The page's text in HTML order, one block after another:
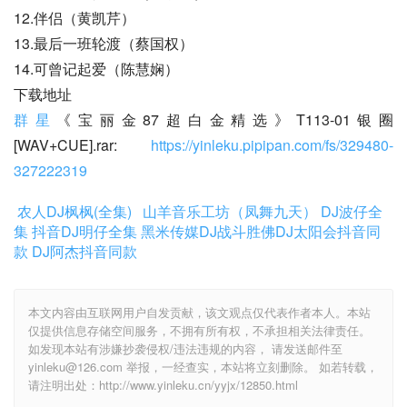
12.伴侣（黄凯芹）
13.最后一班轮渡（蔡国权）
14.可曾记起爱（陈慧娴）
下载地址
群星
《宝丽金87超白金精选》T113-01银圈
[WAV+CUE].rar: https://yinleku.pipipan.com/fs/329480-
327222319
农人DJ枫枫(全集)
山羊音乐工坊（凤舞九天）
DJ波仔全
集抖音DJ明仔全集黑米传媒DJ战斗胜佛DJ太阳会抖音同
款 DJ阿杰抖音同款
本文内容由互联网用户自发贡献，该文观点仅代表作者本人。本站
仅提供信息存储空间服务，不拥有所有权，不承担相关法律责任。
如发现本站有涉嫌抄袭侵权/违法违规的内容， 请发送邮件至
yinleku@126.com 举报，一经查实，本站将立刻删除。 如若转载，
请注明出处：http://www.yinleku.cn/yyjx/12850.html